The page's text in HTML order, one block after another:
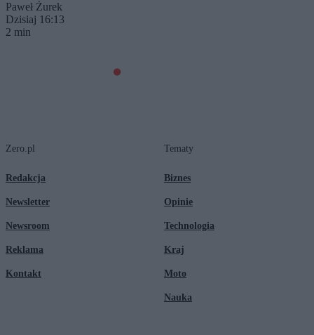
Paweł Żurek
Dzisiaj 16:13
2 min
Zero.pl
Redakcja
Newsletter
Newsroom
Reklama
Kontakt
Tematy
Biznes
Opinie
Technologia
Kraj
Moto
Nauka